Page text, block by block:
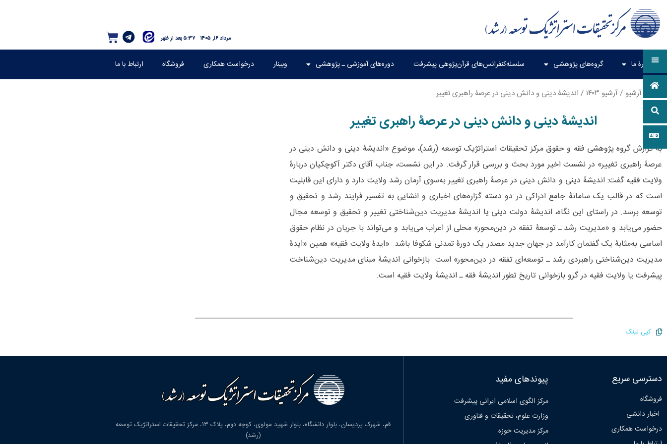
۵:۳۷ بعد از ظهر مرداد ۱۶, ۱۴۰۵
دربارۀ ما گروه‌های پژوهشی سلسله‌کنفرانس‌های قرآن‌پژوهی پیشرفت دوره‌های آموزشی ـ پژوهشی وبینار درخواست همکاری فروشگاه ارتباط با ما
آرشیو /آرشیو ۱۴۰۳ / اندیشۀ دینی و دانش دینی در عرصۀ راهبری تغییر
اندیشۀ دینی و دانش دینی در عرصۀ راهبری تغییر
به گزارش گروه پژوهشی فقه و حقوق مرکز تحقیقات استراتژیک توسعه (رشد)، موضوع «اندیشۀ دینی و دانش دینی در
عرصۀ راهبری تغییر» در نشست اخیر مورد بحث و بررسی قرار گرفت. در این نشست، جناب آقای دکتر آکوچکیان دربارۀ
ولایت فقیه گفت: اندیشۀ دینی و دانش دینی در عرصۀ راهبری تغییر به‌سوی آرمان رشد ولایت دارد و دارای این قابلیت
است که در قالب یک سامانۀ جامع ادراکی در دو دسته گزاره‌های اخباری و انشایی به تفسیر فرایند رشد و تحقیق و
توسعه برسد. در راستای این نگاه، اندیشۀ دولت دینی یا اندیشۀ مدیریت دین‌شناختی تغییر و تحقیق و توسعه مجال
حضور می‌یابد و «مدیریت رشد ـ توسعۀ تفقه در دین‌محور» محلی از اعراب می‌یابد و می‌تواند با جریان در نظام حقوق
اساسی به‌مثابۀ یک گفتمان کارآمد در جهان جدید مصدر یک دورۀ تمدنی شکوفا باشد. «ایدۀ‌ ولایت فقیه» همین «ایدۀ
مدیریت دین‌شناختی راهبردی رشد ـ توسعه‌ای تفقه در دین‌محور» است. بازخوانی اندیشۀ مبنای مدیریت دین‌‌شناخت
پیشرفت یا ولایت فقیه در گرو بازخوانی تاریخ تطور اندیشۀ فقه ـ اندیشۀ ولایت فقیه است.
کپی لینک
دسترسی سریع
فروشگاه
اخبار دانشی
درخواست همکاری
پیوندهای مفید
مرکز الگوی اسلامی ایرانی پیشرفت
وزارت علوم، تحقیقات و فناوری
مرکز مدیریت حوزه
قم، شهرک پردیسان، بلوار دانشگاه، بلوار شهید مولوی، کوچه دوم، پلاک ۱۳، مرکز تحقیقات استراتژیک توسعه
(رشد)